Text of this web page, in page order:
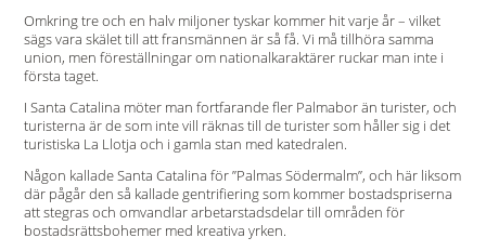
Omkring tre och en halv miljoner tyskar kommer hit varje år – vilket
sägs vara skälet till att fransmännen är så få. Vi må tillhöra samma
union, men föreställningar om nationalkaraktärer ruckar man inte i
första taget.
I Santa Catalina möter man fortfarande fler Palmabor än turister, och
turisterna är de som inte vill räknas till de turister som håller sig i det
turistiska La Llotja och i gamla stan med katedralen.
Någon kallade Santa Catalina för ”Palmas Södermalm”, och här liksom
där pågår den så kallade gentrifiering som kommer bostadspriserna
att stegras och omvandlar arbetarstadsdelar till områden för
bostadsrättsbohemer med kreativa yrken.